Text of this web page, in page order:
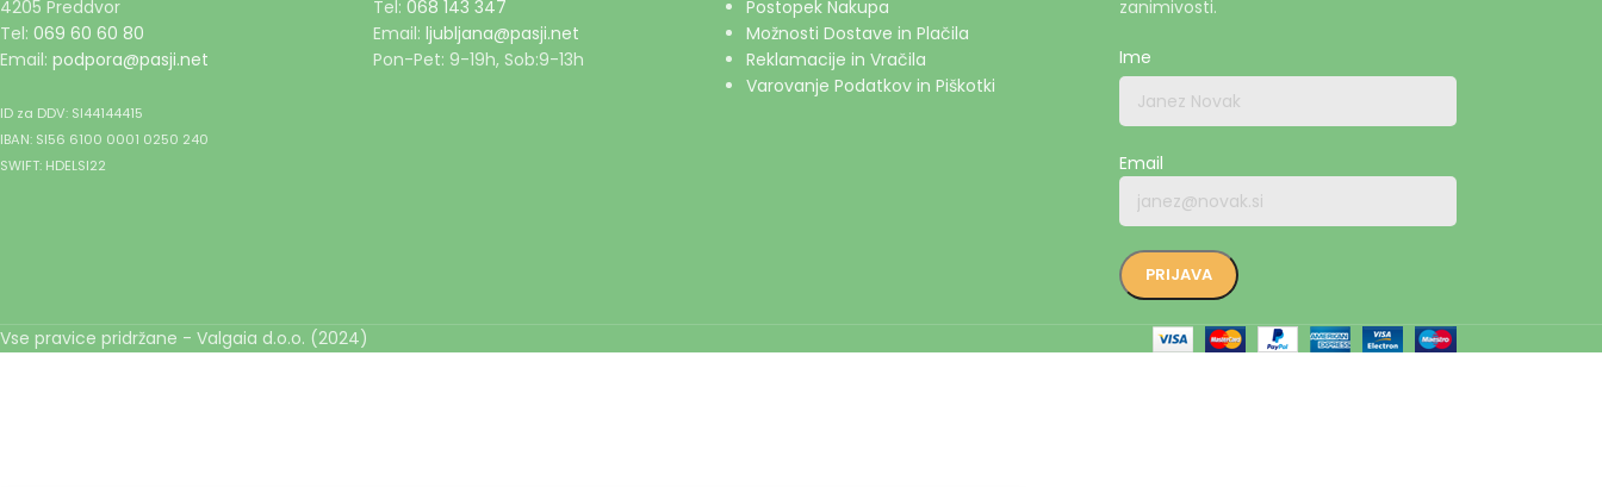
4205 Preddvor
Tel: 069 60 60 80
Email: podpora@pasji.net
ID za DDV: SI44144415
IBAN: SI56 6100 0001 0250 240
SWIFT: HDELSI22
Tel: 068 143 347
Email: ljubljana@pasji.net
Pon-Pet: 9-19h, Sob:9-13h
Postopek Nakupa
Možnosti Dostave in Plačila
Reklamacije in Vračila
Varovanje Podatkov in Piškotki
zanimivosti.
Ime
Email
Vse pravice pridržane - Valgaia d.o.o. (2024)